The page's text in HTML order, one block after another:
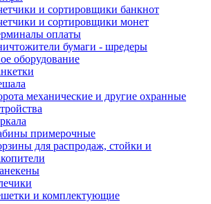
и сортировщики банкнот
и сортировщики монет
оплаты
бумаги - шредеры
оборудование
механические и другие охранные
примерочные
для распродаж, стойки и
и комплектующие